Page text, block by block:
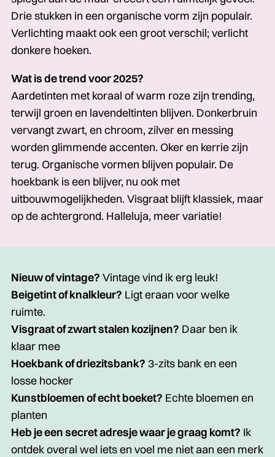
Drie stukken in een organische vorm zijn populair.
Verlichting maakt ook een groot verschil; verlicht
donkere hoeken.
Wat is de trend voor 2025?
Aardetinten met koraal of warm roze zijn trending,
terwijl groen en lavendeltinten blijven. Donkerbruin
vervangt zwart, en chroom, zilver en messing
worden glimmende accenten. Oker en kerrie zijn
terug. Organische vormen blijven populair. De
hoekbank is een blijver, nu ook met
uitbouwmogelijkheden. Visgraat blijft klassiek, maar
op de achtergrond. Halleluja, meer variatie!
Nieuw of vintage? Vintage vind ik erg leuk!
Beigetint of knalkleur? Ligt eraan voor welke
ruimte.
Visgraat of zwart stalen kozijnen? Daar ben ik
klaar mee
Hoekbank of driezitsbank? 3-zits bank en een
losse hocker
Kunstbloemen of echt boeket? Echte bloemen en
planten
Heb je een secret adresje waar je graag komt? Ik
ontdek overal wel iets en voel me niet aan een merk